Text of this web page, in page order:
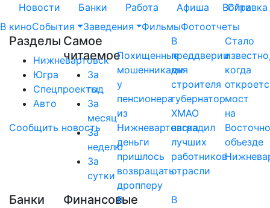
Новости Банки Работа Афиша Справка
Войти
В киноСобытия Заведения ФильмыФотоотчеты
Разделы
Нижневартовск
Югра
Спецпроекты
Авто
Сообщить новость
Самое
читаемое
За
год
За
месяц
За
неделю
За
сутки
Похищенные
мошенниками
у
пенсионера
из
Нижневартовска
деньги
пришлось
возвращать
дропперу
В
преддверии
дня
строителя
губернатор
ХМАО
наградил
лучших
работников
отрасли
Стало
когда
мост
на
объезде
Банки
Финансовые
В
В